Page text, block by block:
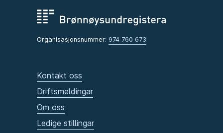
Organisasjonsnummer: 974 760 673
Kontakt oss
Driftsmeldingar
Om oss
Ledige stillingar